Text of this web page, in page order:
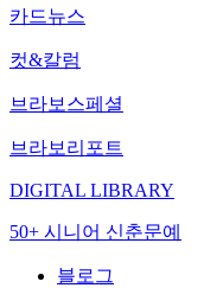
카드뉴스
컷&칼럼
브라보스페셜
브라보리포트
DIGITAL LIBRARY
50+ 시니어 신춘문예
블로그